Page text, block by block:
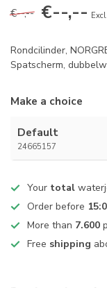
€--,-- €--,--
Rondcilinder,
Spatscherm,
Make a choice
Default
24665157
Your total
Order before
More than 7.600
Free shipping